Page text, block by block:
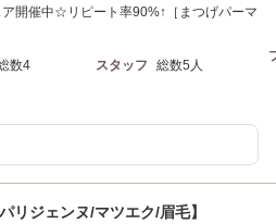
開催中☆リピート率90%↑［まつげパーマ
数4 スタッフ 総数5人
リジェンヌ/マツエク/眉毛】